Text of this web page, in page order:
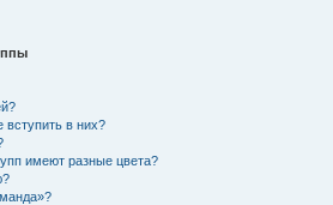
вступить в них?
имеют разные цвета?